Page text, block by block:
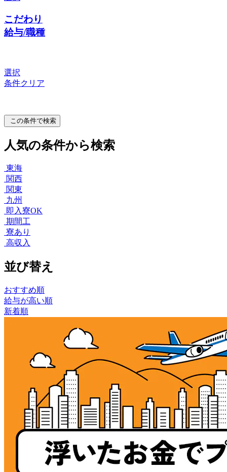
こだわり
給与/職種
選択
条件クリア
この条件で検索
人気の条件から検索
東海
関西
関東
九州
即入寮OK
期間工
寮あり
高収入
並び替え
おすすめ順
給与が高い順
新着順